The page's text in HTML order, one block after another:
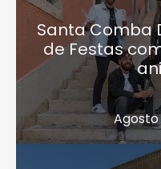
Santa Comba
de Festas
Agosto